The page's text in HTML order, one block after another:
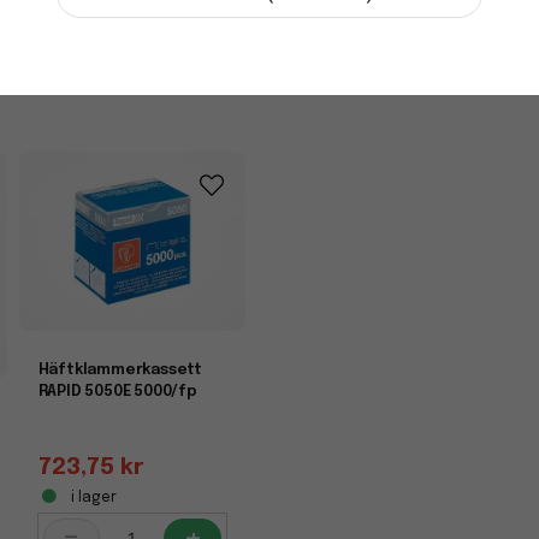
Häftklammerkassett
RAPID 5050E 5000/fp
723,75 kr
i lager